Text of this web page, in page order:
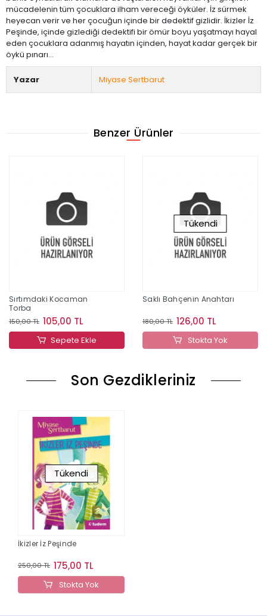
mücadelenin tüm çocuklara ilham vereceği öyküler. İz sürmek
heyecan verir ve her çocuğun içinde bir dedektif gizlidir. İkizler İz
Peşinde, içinde gizlediği dedektifi bir ömür boyu yaşatmayı hayal
eden çocuklara adanmış hayatın içinden, hayat kadar gerçek bir
öykü pınarı...
Yazar Miyase Sertbarut
Benzer Ürünler
Sırtımdaki Kocaman
Torba
150,00 TL 105,00 TL
Sepete Ekle
Tükendi
Saklı Bahçenin Anahtarı
180,00 TL 126,00 TL
Stokta Yok
Son Gezdikleriniz
Tükendi
İkizler İz Peşinde
250,00 TL 175,00 TL
Stokta Yok